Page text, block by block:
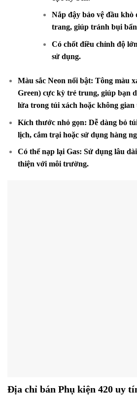
Nắp đậy bảo vệ đầu
trang, giúp tránh bụi
Có chốt điều chỉnh độ
sử dụng.
Màu sắc Neon nổi bật: Tông màu
Green) cực kỳ trẻ trung, giúp bạn
lửa trong túi xách hoặc không gian
Kích thước nhỏ gọn: Dễ dàng bỏ
lịch, cắm trại hoặc sử dụng hàng
Có thể nạp lại Gas: Sử dụng lâu
thiện với môi trường.
Địa chỉ bán Phụ kiện 420 uy